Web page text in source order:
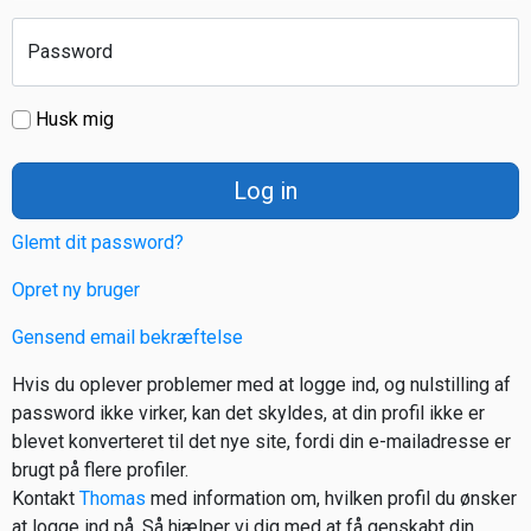
Password
Husk mig
Log in
Glemt dit password?
Opret ny bruger
Gensend email bekræftelse
Hvis du oplever problemer med at logge ind, og nulstilling af
password ikke virker, kan det skyldes, at din profil ikke er
blevet konverteret til det nye site, fordi din e-mailadresse er
brugt på flere profiler.
Kontakt Thomas med information om, hvilken profil du ønsker